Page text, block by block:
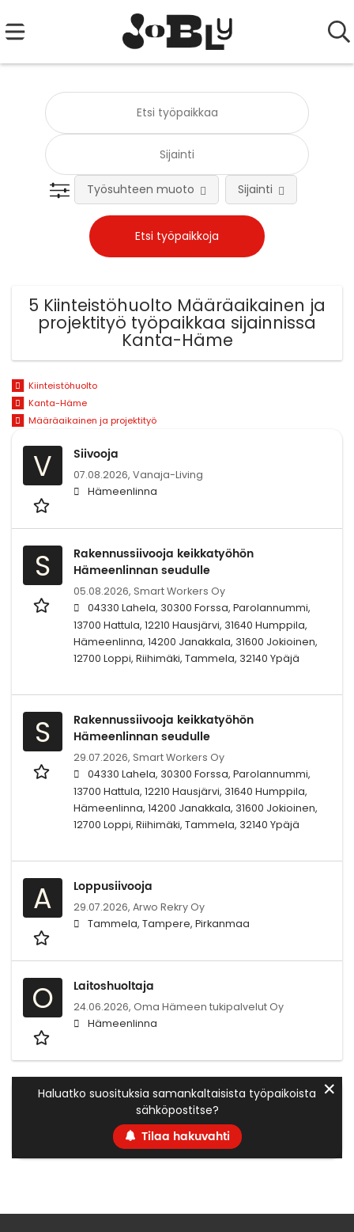
Työsuhteen muoto Sijainti
5 Kiinteistöhuolto Määräaikainen ja
projektityö työpaikkaa sijainnissa
Kanta-Häme
Kiinteistöhuolto
Kanta-Häme
Määräaikainen ja projektityö
V Siivooja
07.08.2026, Vanaja-Living
Hämeenlinna
S
Rakennussiivooja keikkatyöhön
Hämeenlinnan seudulle
05.08.2026, Smart Workers Oy
04330 Lahela, 30300 Forssa, Parolannummi,
13700 Hattula, 12210 Hausjärvi, 31640 Humppila,
Hämeenlinna, 14200 Janakkala, 31600 Jokioinen,
12700 Loppi, Riihimäki, Tammela, 32140 Ypäjä
S
Rakennussiivooja keikkatyöhön
Hämeenlinnan seudulle
29.07.2026, Smart Workers Oy
04330 Lahela, 30300 Forssa, Parolannummi,
13700 Hattula, 12210 Hausjärvi, 31640 Humppila,
Hämeenlinna, 14200 Janakkala, 31600 Jokioinen,
12700 Loppi, Riihimäki, Tammela, 32140 Ypäjä
A Loppusiivooja
29.07.2026, Arwo Rekry Oy
Tammela, Tampere, Pirkanmaa
O Laitoshuoltaja
24.06.2026, Oma Hämeen tukipalvelut Oy
Hämeenlinna
Haluatko suosituksia samankaltaisista työpaikoista
sähköpostitse?
Tilaa hakuvahti
✕